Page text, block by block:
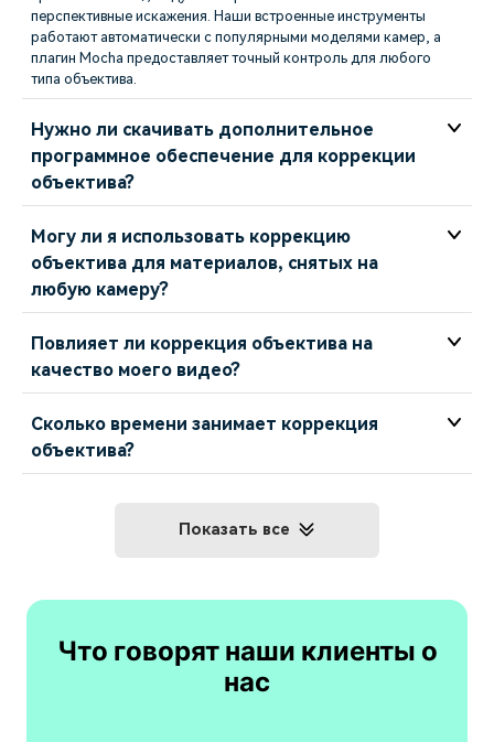
перспективные искажения. Наши встроенные инструменты
работают автоматически с популярными моделями камер, а
плагин Mocha предоставляет точный контроль для любого
типа объектива.
Нужно ли скачивать дополнительное
программное обеспечение для коррекции
объектива?
Могу ли я использовать коррекцию
объектива для материалов, снятых на
любую камеру?
Повлияет ли коррекция объектива на
качество моего видео?
Сколько времени занимает коррекция
объектива?
Показать все
Что говорят наши клиенты о
нас